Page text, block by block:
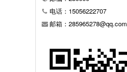
电话：15056222707
邮箱：285965278@qq.com